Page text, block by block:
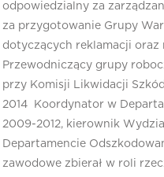
odpowiedzialny za
za przygotowanie Grupy
dotyczących reklamacji oraz
Przewodniczący grupy
przy Komisji Likwidacji
2014 Koordynator w
2009-2012, kierownik
Departamencie
zawodowe zbierał w roli